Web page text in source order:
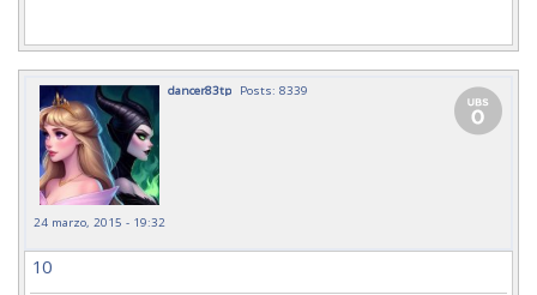
dancer83tp Posts: 8339
24 marzo, 2015 - 19:32
10